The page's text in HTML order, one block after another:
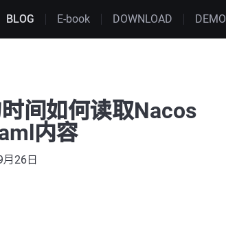
BLOG E-book DOWNLOAD DEMO
间如何读取Nacos
内容
月26日